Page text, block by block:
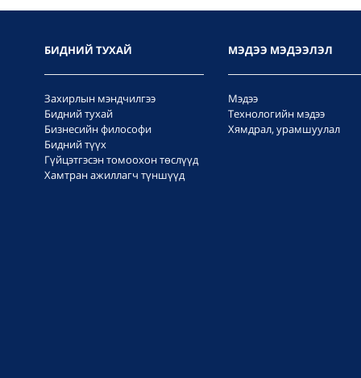
БИДНИЙ ТУХАЙ
Захирлын мэндчилгээ
Бидний тухай
Бизнесийн философи
Бидний түүх
Гүйцэтгэсэн томоохон төслүүд
Хамтран ажиллагч түншүүд
МЭДЭЭ МЭДЭЭЛЭЛ
Мэдээ
Технологийн мэдээ
Хямдрал, урамшуулал